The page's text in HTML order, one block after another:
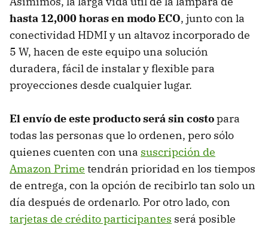
hasta 12,000 horas en modo ECO, junto con la
conectividad HDMI y un altavoz incorporado de
5 W, hacen de este equipo una solución
duradera, fácil de instalar y flexible para
proyecciones desde cualquier lugar.
El envío de este producto será sin costopara
todas las personas que lo ordenen, pero sólo
quienes cuenten con una suscripción de
Amazon Prime tendrán prioridad en los tiempos
de entrega, con la opción de recibirlo tan solo un
día después de ordenarlo. Por otro lado, con
tarjetas de crédito participantes será posible